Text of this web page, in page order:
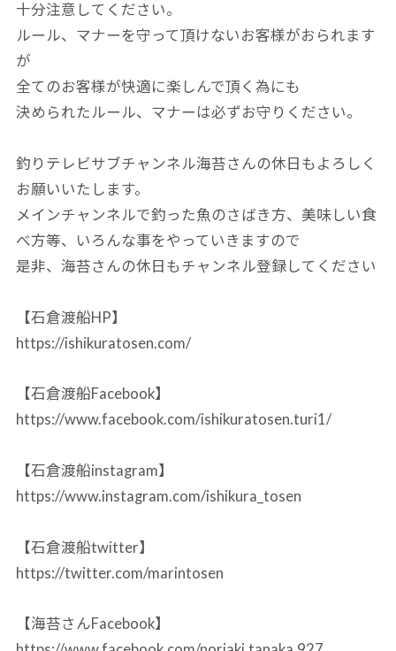
十分注意してください。
ルール、マナーを守って頂けないお客様がおられます
が
全てのお客様が快適に楽しんで頂く為にも
決められたルール、マナーは必ずお守りください。
釣りテレビサブチャンネル海苔さんの休日もよろしく
お願いいたします。
メインチャンネルで釣った魚のさばき方、美味しい食
べ方等、いろんな事をやっていきますので
是非、海苔さんの休日もチャンネル登録してください
【石倉渡船HP】
https://ishikuratosen.com/
【石倉渡船Facebook】
https://www.facebook.com/ishikuratosen.turi1/
【石倉渡船instagram】
https://www.instagram.com/ishikura_tosen
【石倉渡船twitter】
https://twitter.com/marintosen
【海苔さんFacebook】